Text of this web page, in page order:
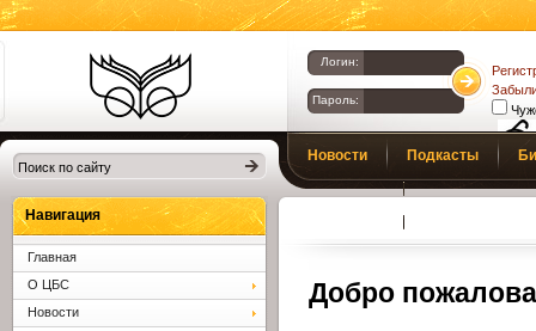
Библиотеки
Клина. Клинская
ЦБС.
Логин:
Пароль:
Новости Подкасты
Добро
Навигация
Главная
О ЦБС
Новости